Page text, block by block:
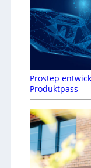
Prostep
Produktpass